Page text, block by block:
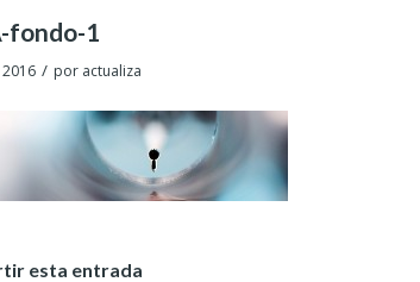
fondo-1
/ por actualiza
esta entrada